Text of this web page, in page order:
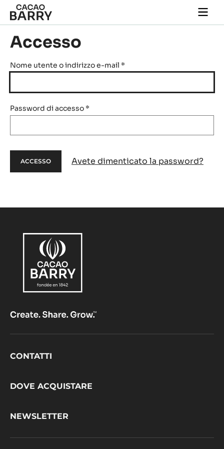
Skip to main content
main
Accesso
Nome utente o indirizzo e-mail *
Password di accesso *
Avete dimenticato la password?
Footer
CONTATTI
DOVE ACQUISTARE
NEWSLETTER